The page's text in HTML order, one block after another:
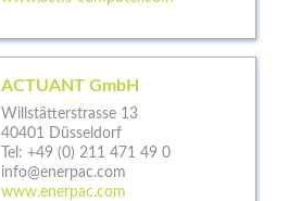
ACTUANT GmbH
Willstätterstrasse 13
40401 Düsseldorf
Tel: +49 (0) 211 471 49 0
info@enerpac.com
www.enerpac.com